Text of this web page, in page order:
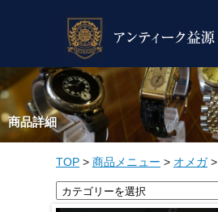
商品詳細
TOP > 商品メニュー > オメガ>